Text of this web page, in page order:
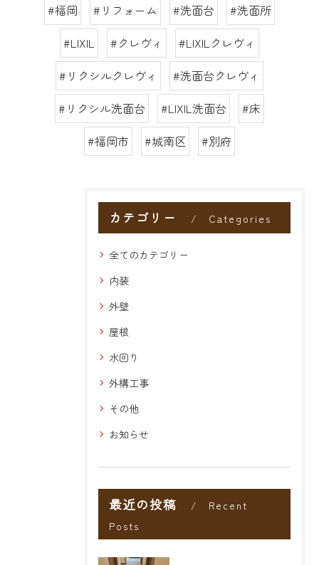
#福岡 #リフォーム #洗面台
#洗面所
#LIXIL
#クレヴィ
#LIXILクレヴィ
#リクシルクレヴィ
#洗面台クレヴィ
#リクシル洗面台
#LIXIL洗面台
#床
#福岡市
#城南区 #別府
カテゴリー Categories
全てのカテゴリー
内装
外壁
屋根
水回り
外構工事
その他
お知らせ
最近の投稿
Recent
Posts